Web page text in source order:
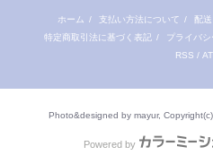
ホーム / 支払い方法について / 配
特定商取引法に基づく表記 / プライバ
RSS /
Photo&designed by mayur,
Powered by